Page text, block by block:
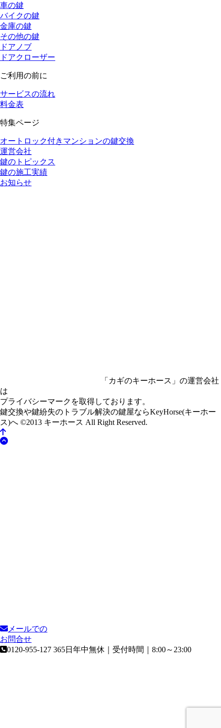
車の鍵
バイクの鍵
金庫の鍵
その他の鍵
ドアノブ
ドアクローザー
ご利用の前に
サービスの流れ
料金表
特集ページ
オートロック付きマンションの鍵交換
運営会社
鍵のトピックス
鍵の施工実績
お知らせ
「カギのキーホース」の運営会社
は
プライバシーマークを取得しております。
鍵交換や鍵紛失のトラブル解決の鍵屋ならKeyHorse(キーホー
ス)へ ©2013 キーホース All Right Reserved.
メールでの
お問合せ
0120-955-127 365日年中無休｜受付時間｜8:00～23:00